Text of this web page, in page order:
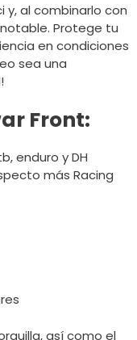
y, al combinarlo con
Protege tu
en condiciones
sea una
Front:
enduro y DH
más Racing
así como el